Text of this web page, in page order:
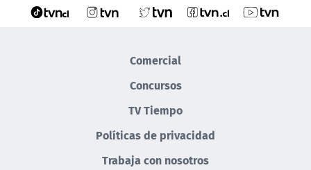
Comercial
Concursos
TV Tiempo
Políticas de privacidad
Trabaja con nosotros